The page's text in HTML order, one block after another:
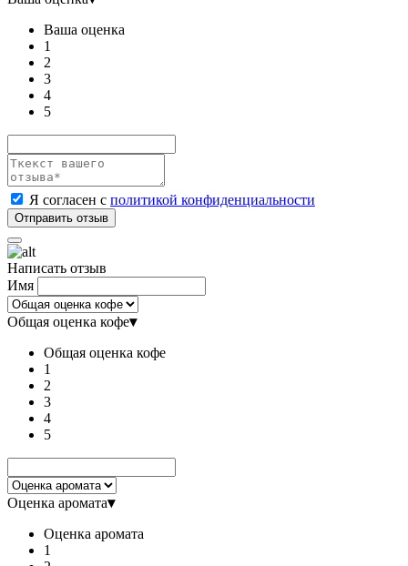
Ваша оценка
1
2
3
4
5
Я согласен с политикой конфиденциальности
Написать отзыв
Имя
Общая оценка кофе▾
Общая оценка кофе
1
2
3
4
5
Оценка аромата▾
Оценка аромата
1